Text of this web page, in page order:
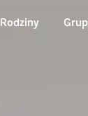
Rodziny